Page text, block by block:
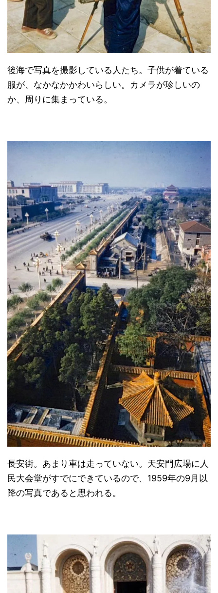
後海で写真を撮影している人たち。子供が着ている
服が、なかなかかわいらしい。カメラが珍しいの
か、周りに集まっている。
長安街。あまり車は走っていない。天安門広場に人
民大会堂がすでにできているので、1959年の9月以
降の写真であると思われる。